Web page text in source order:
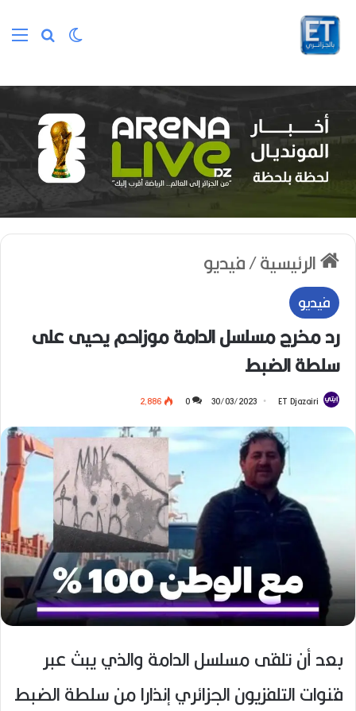
بحث عن
الوضع المظلم
الرئيسية/فيديو
فيديو
رد مخرج مسلسل الدامة موزاحم يحيى على
سلطة الضبط
ET Djazairi
30/03/2023
0 2٬886
بعد أن تلقى مسلسل الدامة والذي يبث عبر
قنوات التلفزيون الجزائري إنذارا من سلطة الضبط